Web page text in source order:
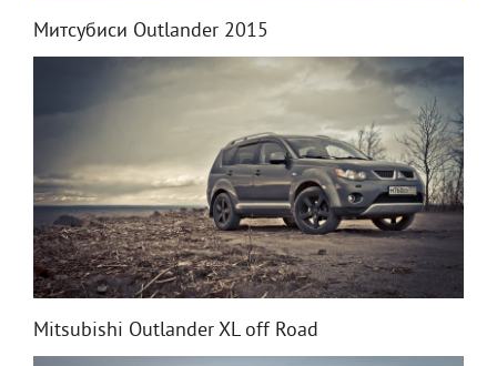
Митсубиси Outlander 2015
Mitsubishi Outlander XL off Road